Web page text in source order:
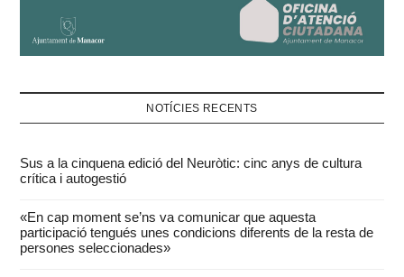
NOTÍCIES RECENTS
Sus a la cinquena edició del Neuròtic: cinc anys de cultura
crítica i autogestió
«En cap moment se’ns va comunicar que aquesta
participació tengués unes condicions diferents de la resta de
persones seleccionades»